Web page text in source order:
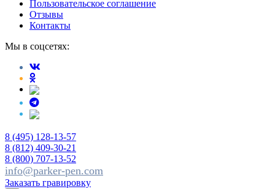
Пользовательское соглашение
Отзывы
Контакты
Мы в соцсетях:
8 (495) 128-13-57
8 (812) 409-30-21
8 (800) 707-13-52
info@parker-pen.com
Заказать гравировку